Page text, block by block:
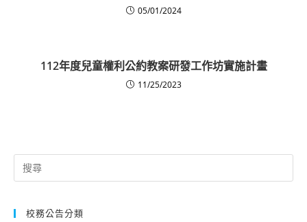
05/01/2024
112年度兒童權利公約教案研發工作坊實施計畫
11/25/2023
Search
for:
校務公告分類